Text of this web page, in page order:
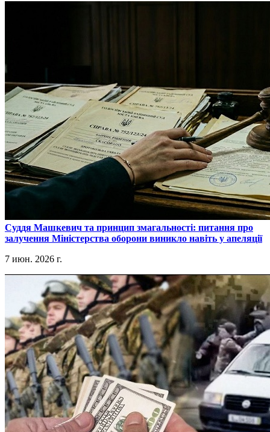
​Суддя Машкевич та принцип змагальності: питання про
залучення Міністерства оборони виникло навіть у апеляції
7 июн. 2026 г.